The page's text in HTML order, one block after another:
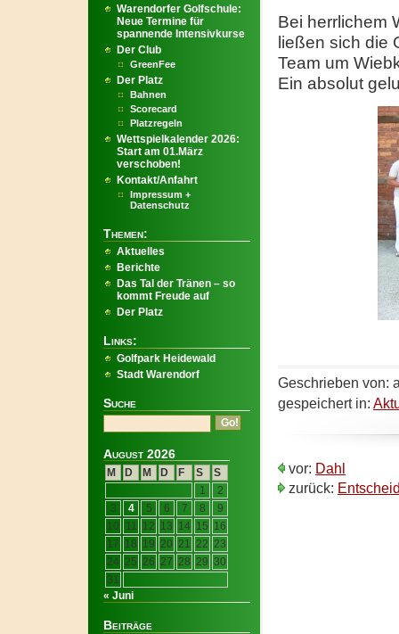
Bei herrlichem
ließen sich die
Team um
Ein absolut
Geschrieben von:
gespeichert in:
vor: Dahl
zurück:
Warendorfer Golfschule:
Neue Termine für
spannende Intensivkurse
Der Club
GreenFee
Der Platz
Bahnen
Scorecard
Platzregeln
Wettspielkalender 2026:
Start am 01.März
verschoben!
Kontakt/Anfahrt
Impressum +
Datenschutz
Themen:
Aktuelles
Berichte
Das Tal der Tränen – so
kommt Freude auf
Der Platz
Links:
Golfpark Heidewald
Stadt Warendorf
Suche
August 2026
M D M D F S
S
1
2
3
4 5 6 7 8
9
10
11 12 13 14 15 16
17 18 19 20 21 22 23
24 25 26 27 28 29 30
31
« Juni
Beiträge